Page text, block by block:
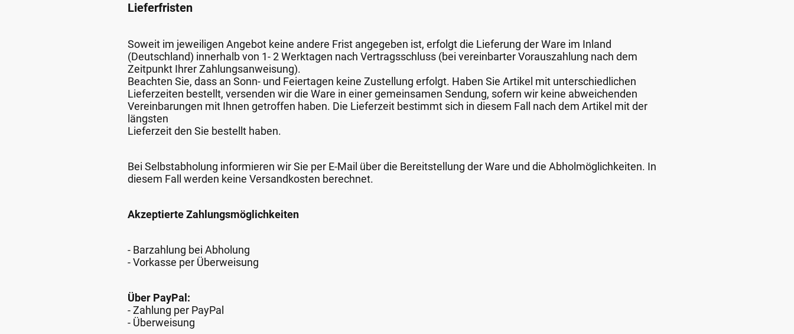
Lieferfristen
Soweit im jeweiligen Angebot keine andere Frist angegeben ist, erfolgt die Lieferung der Ware im Inland
(Deutschland) innerhalb von 1- 2 Werktagen nach Vertragsschluss (bei vereinbarter Vorauszahlung nach dem
Zeitpunkt Ihrer Zahlungsanweisung).
Beachten Sie, dass an Sonn- und Feiertagen keine Zustellung erfolgt. Haben Sie Artikel mit unterschiedlichen
Lieferzeiten bestellt, versenden wir die Ware in einer gemeinsamen Sendung, sofern wir keine abweichenden
Vereinbarungen mit Ihnen getroffen haben. Die Lieferzeit bestimmt sich in diesem Fall nach dem Artikel mit der
längsten
Lieferzeit den Sie bestellt haben.
Bei Selbstabholung informieren wir Sie per E-Mail über die Bereitstellung der Ware und die Abholmöglichkeiten. In
diesem Fall werden keine Versandkosten berechnet.
Akzeptierte Zahlungsmöglichkeiten
- Barzahlung bei Abholung
- Vorkasse per Überweisung
Über PayPal:
- Zahlung per PayPal
- Überweisung